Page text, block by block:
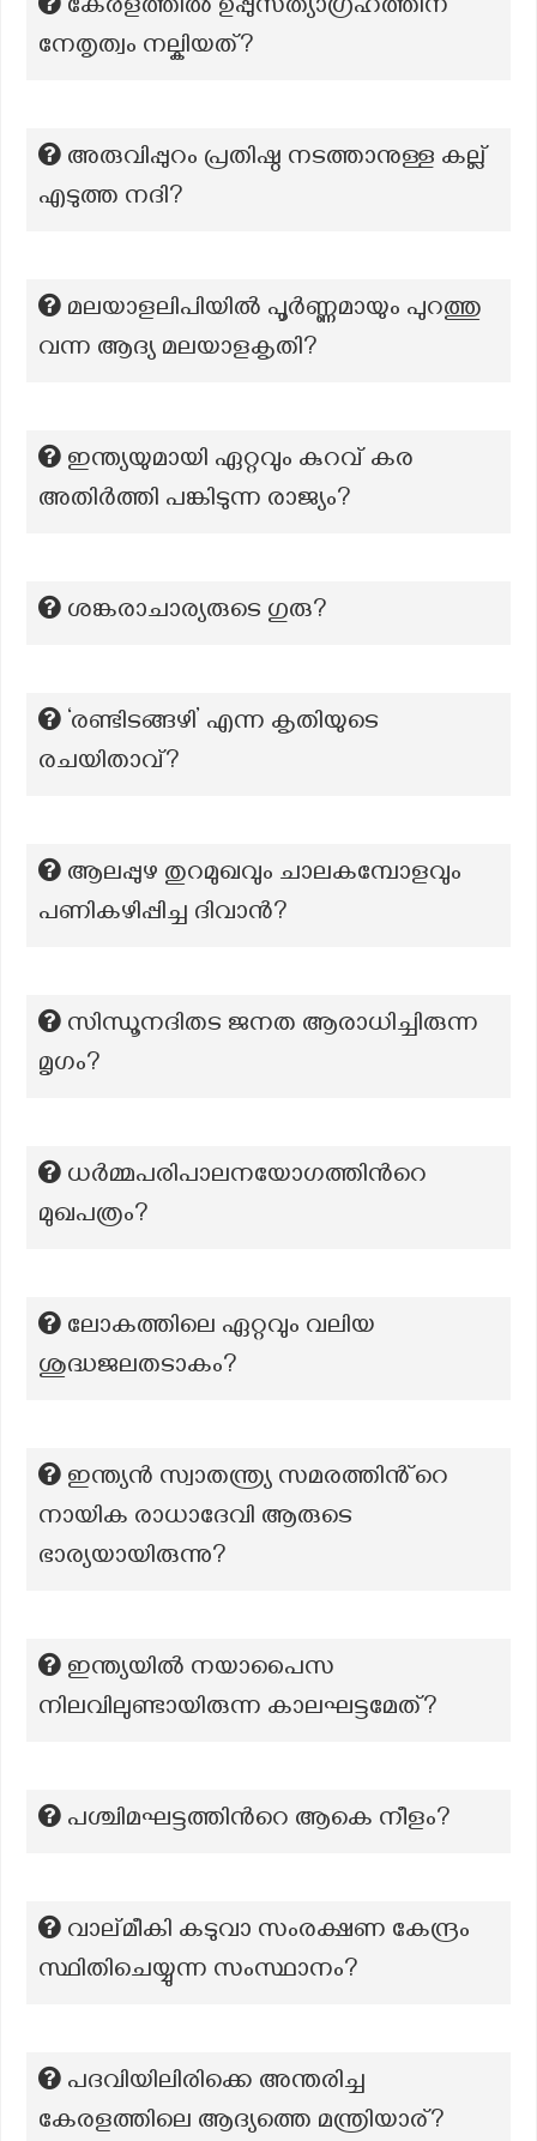
കേരളത്തിൽ ഉപ്പുസത്യാഗ്രഹത്തിന്
നേതൃത്വം നല്കിയത്?
അരുവിപ്പുറം പ്രതിഷ്ഠ നടത്താനുള്ള കല്ല്
എടുത്ത നദി?
മലയാളലിപിയില്‍ പൂര്‍ണ്ണമായും പുറത്തു
വന്ന ആദ്യ മലയാളകൃതി?
ഇന്ത്യയുമായി ഏറ്റവും കുറവ് കര
അതിർത്തി പങ്കിടുന്ന രാജ്യം?
ശങ്കരാചാര്യരുടെ ഗുരു?
‘രണ്ടിടങ്ങഴി’ എന്ന കൃതിയുടെ
രചയിതാവ്?
ആലപ്പുഴ തുറമുഖവും ചാലകമ്പോളവും
പണികഴിപ്പിച്ച ദിവാൻ?
സിന്ധൂനദിതട ജനത ആരാധിച്ചിരുന്ന
മൃഗം?
ധർമ്മപരിപാലനയോഗത്തിന്‍റെ
മുഖപത്രം?
ലോകത്തിലെ ഏറ്റവും വലിയ
ശുദ്ധജലതടാകം?
ഇന്ത്യൻ സ്വാതന്ത്ര്യ സമരത്തിൻ്റെ
നായിക രാധാദേവി ആരുടെ
ഭാര്യയായിരുന്നു?
ഇന്ത്യയിൽ നയാപൈസ
നിലവിലുണ്ടായിരുന്ന കാലഘട്ടമേത്?
പശ്ചിമഘട്ടത്തിന്‍റെ ആകെ നീളം?
വാല്മീകി കടുവാ സംരക്ഷണ കേന്ദ്രം
സ്ഥിതിചെയ്യുന്ന സംസ്ഥാനം?
പദവിയിലിരിക്കെ അന്തരിച്ച
കേരളത്തിലെ ആദ്യത്തെ മന്ത്രിയാര്?